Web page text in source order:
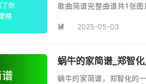
歌曲简谱完整曲谱共1张
 2025-05-03
蜗牛的家简谱_郑智
蜗牛的家简谱，郑智化的